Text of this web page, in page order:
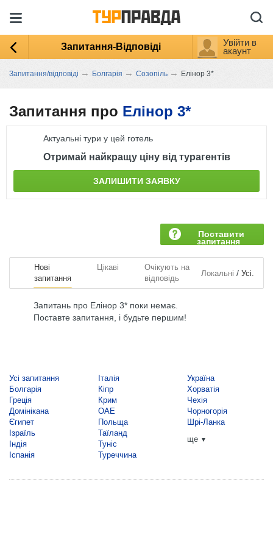
Запитання-Відповіді
Увійти в
акаунт
Запитання/відповіді → Болгарія → Созопіль → Елінор 3*
Запитання про Елінор 3*
Актуальні тури у цей готель
Отримай найкращу ціну від турагентів
ЗАЛИШИТИ ЗАЯВКУ
Поставити
запитання
Нові
запитання
Цікаві
Очікують на
відповідь
Локальні / Усі.
Запитань про Елінор 3* поки немає.
Поставте запитання, і будьте першим!
Усі запитання
Болгарія
Греція
Домінікана
Єгипет
Ізраїль
Індія
Іспанія
Італія
Кіпр
Крим
ОАЕ
Польща
Таїланд
Туніс
Туреччина
Україна
Хорватія
Чехія
Чорногорія
Шрі-Ланка
ще ▼